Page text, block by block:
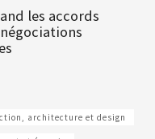
les accords
architecture et design